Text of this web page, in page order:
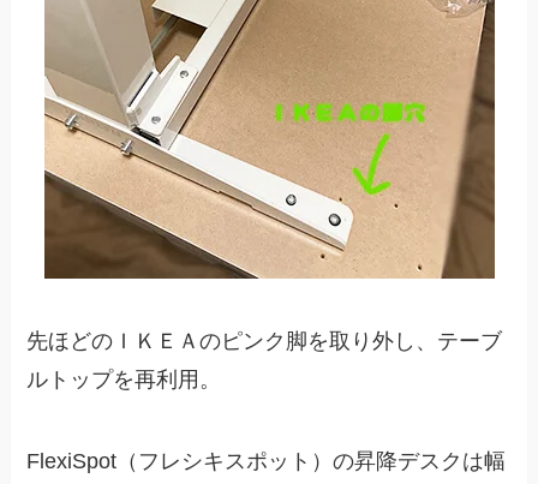
先ほどのＩＫＥＡのピンク脚を取り外し、テーブ
ルトップを再利用。
FlexiSpot（フレシキスポット）の昇降デスクは幅